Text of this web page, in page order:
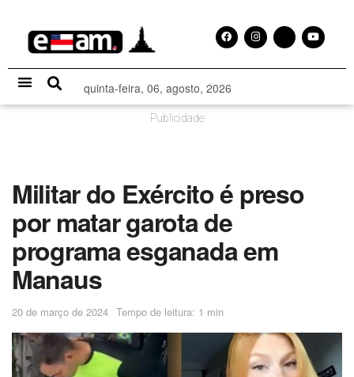
quinta-feira, 06, agosto, 2026
Publicidade
Militar do Exército é preso
por matar garota de
programa esganada em
Manaus
20 de março de 2024 Tempo de leitura: 1 min